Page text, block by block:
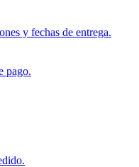
y fechas de entrega.
pago.